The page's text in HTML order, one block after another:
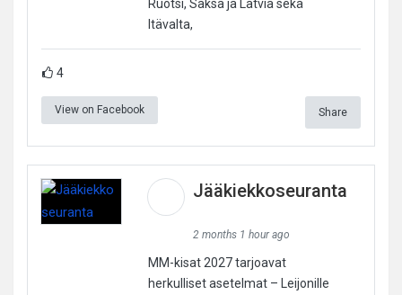
Ruotsi, Saksa ja Latvia sekä
Itävalta,
4
View on Facebook Share
Jääkiekkoseuranta
2 months 1 hour ago
MM-kisat 2027 tarjoavat
herkulliset asetelmat – Leijonille